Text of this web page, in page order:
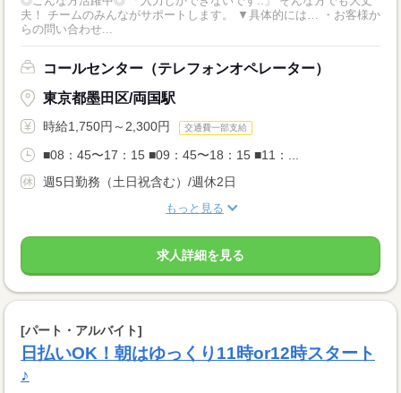
夫！ チームのみんながサポートします。 ▼具体的には… ・お客様か
らの問い合わせ...
コールセンター（テレフォンオペレーター）
東京都墨田区/両国駅
時給1,750円～2,300円 交通費一部支給
■08：45〜17：15 ■09：45〜18：15 ■11：...
週5日勤務（土日祝含む）/週休2日
もっと見る
求人詳細を見る
[パート・アルバイト]
日払いOK！朝はゆっくり11時or12時スタート
♪